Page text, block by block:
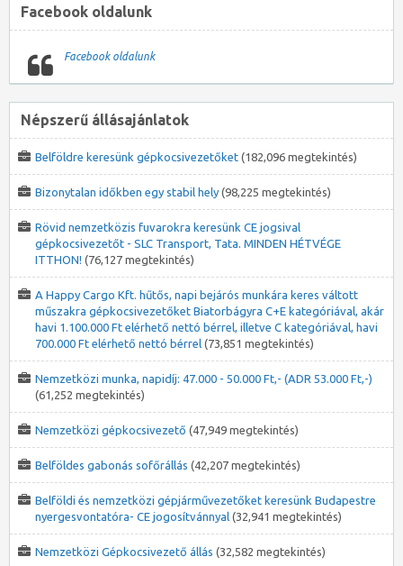
Facebook oldalunk
Facebook oldalunk
Népszerű állásajánlatok
Belföldre keresünk gépkocsivezetőket (182,096 megtekintés)
Bizonytalan időkben egy stabil hely (98,225 megtekintés)
Rövid nemzetközis fuvarokra keresünk CE jogsival
gépkocsivezetőt - SLC Transport, Tata. MINDEN HÉTVÉGE
ITTHON! (76,127 megtekintés)
A Happy Cargo Kft. hűtős, napi bejárós munkára keres váltott
műszakra gépkocsivezetőket Biatorbágyra C+E kategóriával, akár
havi 1.100.000 Ft elérhető nettó bérrel, illetve C kategóriával, havi
700.000 Ft elérhető nettó bérrel (73,851 megtekintés)
Nemzetközi munka, napidíj: 47.000 - 50.000 Ft,- (ADR 53.000 Ft,-)
(61,252 megtekintés)
Nemzetközi gépkocsivezető (47,949 megtekintés)
Belföldes gabonás sofőrállás (42,207 megtekintés)
Belföldi és nemzetközi gépjárművezetőket keresünk Budapestre
nyergesvontatóra- CE jogosítvánnyal (32,941 megtekintés)
Nemzetközi Gépkocsivezető állás (32,582 megtekintés)